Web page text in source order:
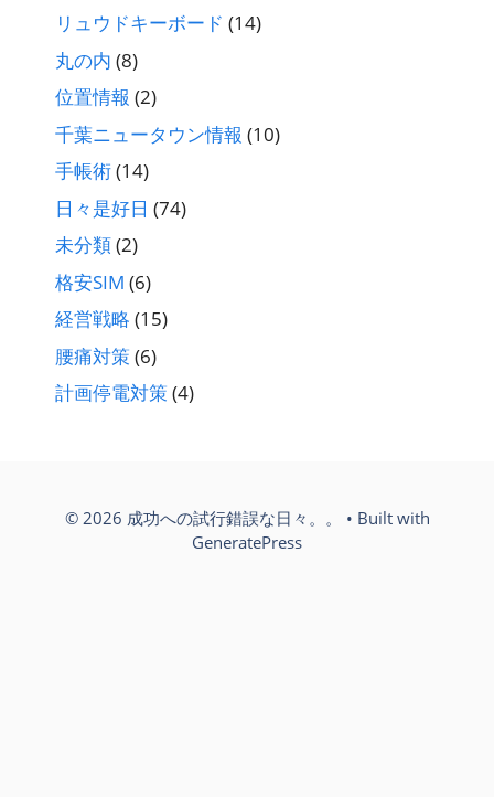
リュウドキーボード (14)
丸の内 (8)
位置情報 (2)
千葉ニュータウン情報 (10)
手帳術(14)
日々是好日 (74)
未分類(2)
格安SIM (6)
経営戦略 (15)
腰痛対策 (6)
計画停電対策 (4)
© 2026 成功への試行錯誤な日々。。
• Built with
GeneratePress